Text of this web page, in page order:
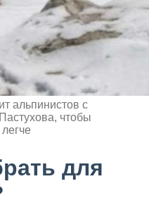
альпинистов с
чтобы
для